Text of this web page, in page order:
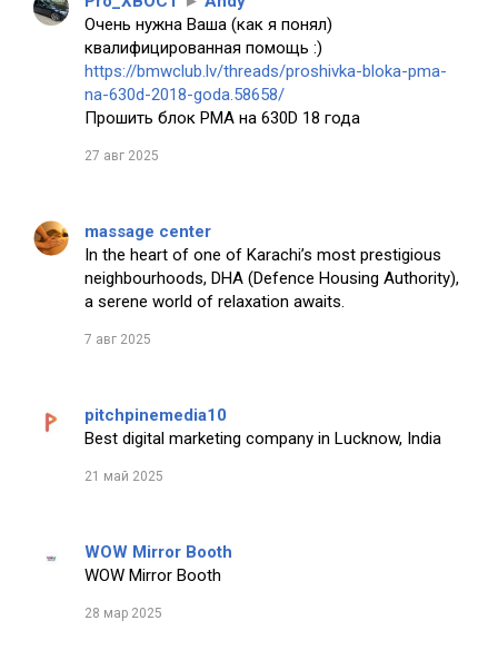
Очень нужна Ваша (как я понял)
квалифицированная помощь :)
https://bmwclub.lv/threads/proshivka-bloka-pma-
na-630d-2018-goda.58658/
Прошить блок PMA на 630D 18 года
27 авг 2025
massage center
In the heart of one of Karachi’s most prestigious
neighbourhoods, DHA (Defence Housing Authority),
a serene world of relaxation awaits.
7 авг 2025
pitchpinemedia10
Best digital marketing company in Lucknow, India
21 май 2025
WOW Mirror Booth
WOW Mirror Booth
28 мар 2025